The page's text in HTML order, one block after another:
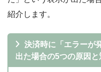
紹介します。
決済時に「エラーが
出た場合の5つの原因と